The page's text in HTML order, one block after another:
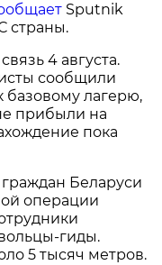
Sputnik
страны.
4 августа.
сообщили
базовому лагерю,
прибыли на
пока
Беларуси
операции
гиды.
5 тысяч метров.